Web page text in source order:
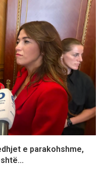
e parakohshme,